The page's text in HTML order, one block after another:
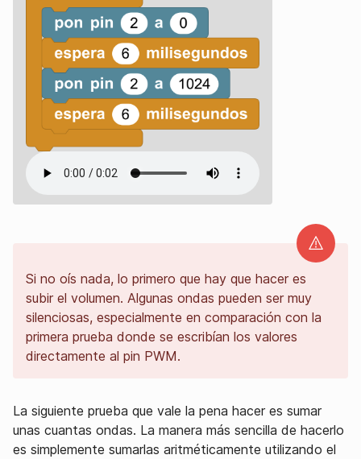
Si no oís nada, lo primero que hay que hacer es
subir el volumen. Algunas ondas pueden ser muy
silenciosas, especialmente en comparación con la
primera prueba donde se escribían los valores
directamente al pin PWM.
La siguiente prueba que vale la pena hacer es sumar
unas cuantas ondas. La manera más sencilla de hacerlo
es simplemente sumarlas aritméticamente utilizando el